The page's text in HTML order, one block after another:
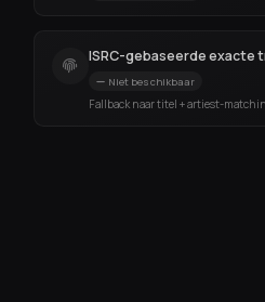
ISRC-gebaseerde exacte
Niet beschikbaar
Fallback naar titel + artiest-